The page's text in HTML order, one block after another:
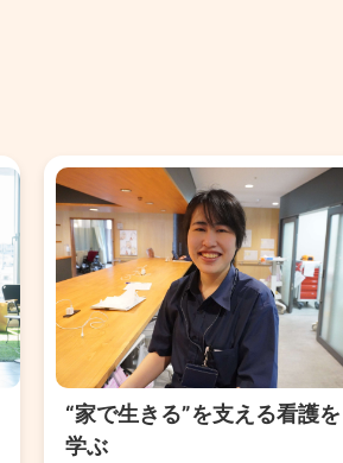
“家で生きる”を支える看護を
学ぶ